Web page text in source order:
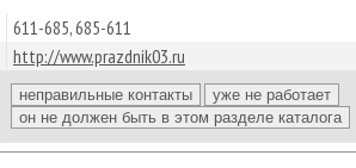
611-685, 685-611
http://www.prazdnik03.ru